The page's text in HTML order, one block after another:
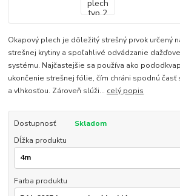
Okapový plech je dôležitý strešný prvok určený
strešnej krytiny a spoľahlivé odvádzanie
systému. Najčastejšie sa používa ako
ukončenie strešnej fólie, čím chráni spodnú časť
a vlhkosťou. Zároveň slúži... celý popis
Dostupnosť
Skladom
Dĺžka produktu
Farba produktu